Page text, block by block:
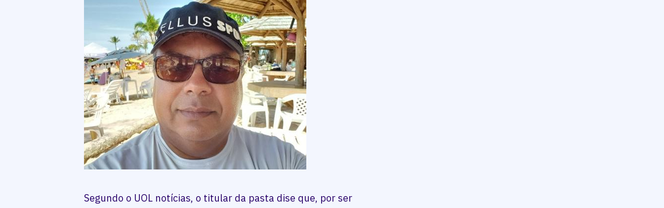
Segundo o UOL notícias, o titular da pasta dise que, por ser